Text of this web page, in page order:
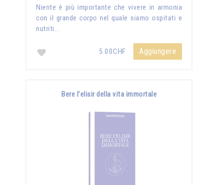
Niente è più importante che vivere in armonia
con il grande corpo nel quale siamo ospitati e
nutriti...
5.00CHF Aggiungere
Bere l’elisir della vita immortale